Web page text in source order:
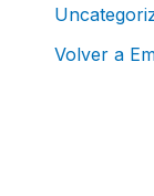
Volver a